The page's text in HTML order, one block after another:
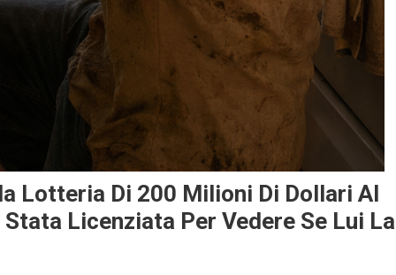
Lotteria Di 200 Milioni Di Dollari Al
Licenziata Per Vedere Se Lui La